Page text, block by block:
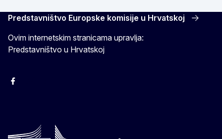
Predstavništvo Europske komisije u Hrvatskoj
Ovim internetskim stranicama upravlja:
Predstavništvo u Hrvatskoj
Facebook